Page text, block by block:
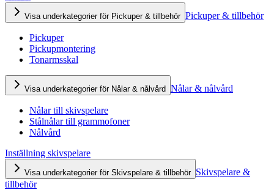
Visa underkategorier för Pickuper & tillbehör Pickuper & tillbehör
Pickuper
Pickupmontering
Tonarmsskal
Visa underkategorier för Nålar & nålvård Nålar & nålvård
Nålar till skivspelare
Stålnålar till grammofoner
Nålvård
Inställning skivspelare
Visa underkategorier för Skivspelare & tillbehör Skivspelare &
tillbehör